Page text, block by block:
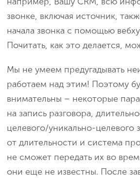
звонке, включая источник,
начала звонка с помощью
Почитать, как это делается,
Мы не умеем предугадывать
работаем над этим! Поэтому
внимательны – некоторые
на запись разговора,
целевого/уникально-целевого
от длительности и система
не сможет передать их во
они еще не известны. После